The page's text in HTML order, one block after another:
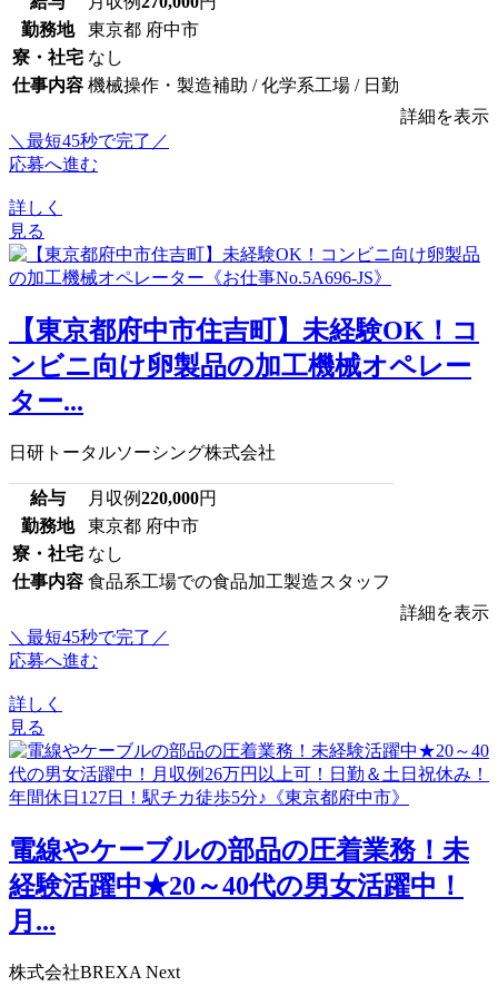
勤務地
東京都 府中市
寮・社宅 なし
仕事内容 機械操作・製造補助 / 化学系工場 / 日勤
詳細を表示
＼最短45秒で完了／
応募へ進む
詳しく
見る
【東京都府中市住吉町】未経験OK！コ
ンビニ向け卵製品の加工機械オペレー
ター...
日研トータルソーシング株式会社
給与 月収例220,000円
勤務地
東京都 府中市
寮・社宅 なし
仕事内容 食品系工場での食品加工製造スタッフ
詳細を表示
＼最短45秒で完了／
応募へ進む
詳しく
見る
電線やケーブルの部品の圧着業務！未
経験活躍中★20～40代の男女活躍中！
月...
株式会社BREXA Next